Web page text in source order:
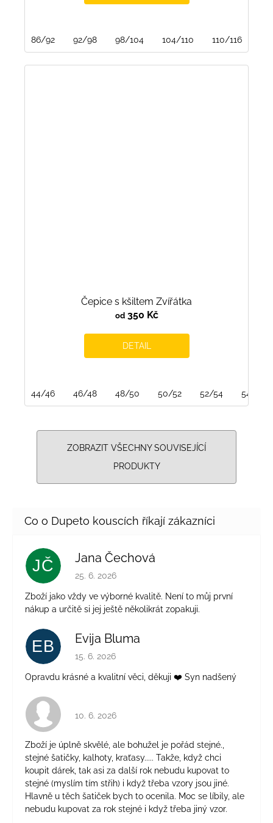
86/92 92/98 98/104 104/110 110/116
Čepice s kšiltem Zvířátka
od350 Kč
DETAIL
44/46 46/48 48/50 50/52 52/54 54/56
ZOBRAZIT VŠECHNY SOUVISEJÍCÍ
PRODUKTY
JČ Jana Čechová
Hodnocení obchodu je 5 z 5 hvězdiček.
25. 6. 2026
Zboží jako vždy ve výborné kvalitě. Není to můj první
nákup a určitě si jej ještě několikrát zopakuji.
EB Evija Bluma
Hodnocení obchodu je 5 z 5 hvězdiček.
15. 6. 2026
Opravdu krásné a kvalitní věci, děkuji ❤️ Syn nadšený
Hodnocení obchodu je 4 z 5 hvězdiček.
10. 6. 2026
Zboží je úplně skvělé, ale bohužel je pořád stejné.,
stejné šatičky, kalhoty, kraťasy..... Takže, když chci
koupit dárek, tak asi za další rok nebudu kupovat to
stejné (myslím tím střih) i když třeba vzory jsou jiné.
Hlavně u těch šatiček bych to ocenila. Moc se líbily, ale
nebudu kupovat za rok stejné i když třeba jiný vzor.